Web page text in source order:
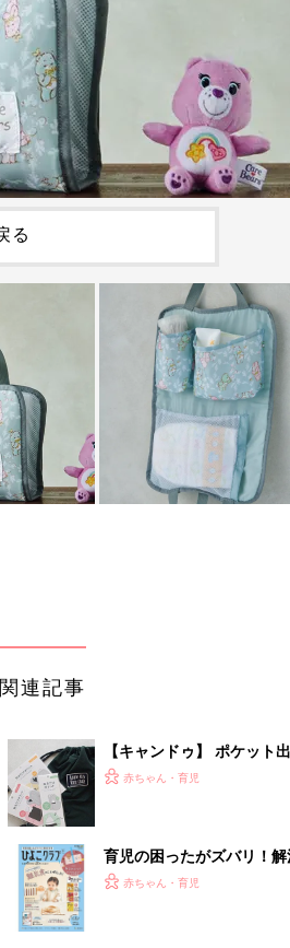
る
関連記事
【キャンドゥ】 ポケット
納性ゼロ」バッグが、まさ
赤ちゃん・育児
育児の困ったがズバリ！
『ひよこクラブ 秋号』 4
赤ちゃん・育児